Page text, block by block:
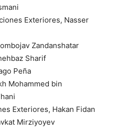
Exteriores, Nasser
Zandanshatar
Sharif
Peña
Mohammed bin
Exteriores, Hakan Fidan
Mirziyoyev